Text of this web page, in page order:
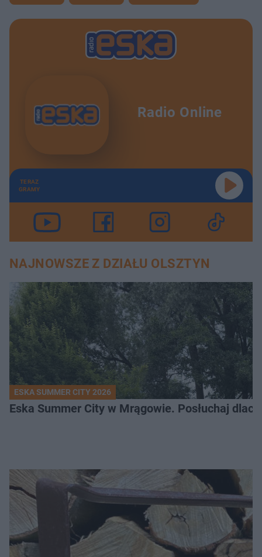
Radio Online
TERAZ
GRAMY
NAJNOWSZE Z DZIAŁU OLSZTYN
ESKA SUMMER CITY 2026
Eska Summer City w Mrągowie. Posłuchaj